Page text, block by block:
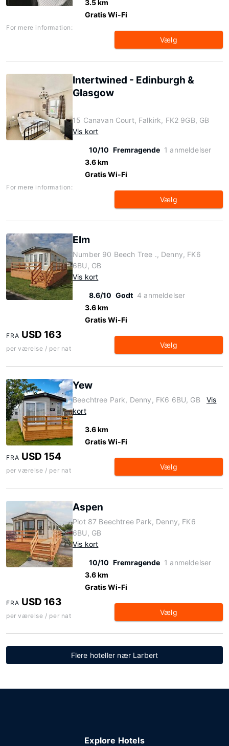
3.5 km
Gratis Wi-Fi
For mere information:
Vælg
Intertwined - Edinburgh &
Glasgow
15 Canavan Court, Falkirk, FK2 9GB, GB
Vis kort
10/10 Fremragende 1 anmeldelser
3.6 km
Gratis Wi-Fi
For mere information:
Vælg
Elm
Number 90 Beech Tree ., Denny, FK6
6BU, GB
Vis kort
8.6/10 Godt 4 anmeldelser
3.6 km
Gratis Wi-Fi
FRA USD 163
per værelse / per nat Vælg
Yew
Beechtree Park, Denny, FK6 6BU, GB
Vis
kort
3.6 km
Gratis Wi-Fi
FRA USD 154
per værelse / per nat Vælg
Aspen
Plot 87 Beechtree Park, Denny, FK6
6BU, GB
Vis kort
10/10 Fremragende 1 anmeldelser
3.6 km
Gratis Wi-Fi
FRA USD 163
per værelse / per nat Vælg
Flere hoteller nær Larbert
Explore Hotels